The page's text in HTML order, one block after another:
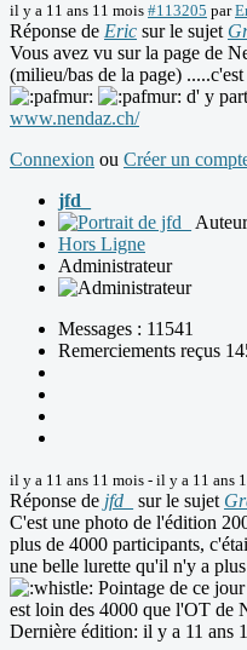
il y a 11 ans 11 mois #113205 par
Réponse de Eric sur le sujet
Vous avez vu sur la page de
(milieu/bas de la page)
d' y
www.nendaz.ch/
Connexion ou Créer un
jfd_
Hors Ligne
Administrateur
Messages : 11541
Remerciements reçus
il y a 11 ans 11 mois - il y a 11 ans
Réponse de jfd_ sur le sujet
C'est une photo de l'édition
plus de 4000 participants,
une belle lurette qu'il n'y a
Pointage de ce
est loin des 4000 que l'OT de
Dernière édition: il y a 11 ans